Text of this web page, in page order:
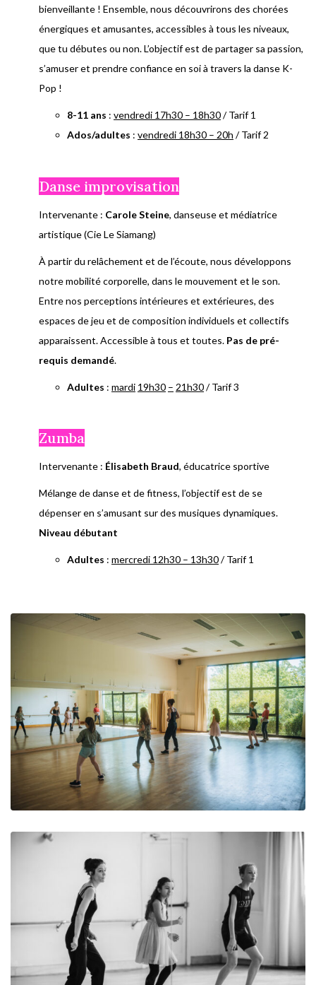
bienveillante ! Ensemble, nous découvrirons des chorées
énergiques et amusantes, accessibles à tous les niveaux,
que tu débutes ou non. L’objectif est de partager sa passion,
s’amuser et prendre confiance en soi à travers la danse K-
Pop !
8-11 ans : vendredi 17h30 – 18h30/ Tarif 1
Ados/adultes : vendredi 18h30 – 20h / Tarif 2
Danse improvisation
Intervenante : Carole Steine, danseuse et médiatrice
artistique (Cie Le Siamang)
À partir du relâchement et de l’écoute, nous développons
notre mobilité corporelle, dans le mouvement et le son.
Entre nos perceptions intérieures et extérieures, des
espaces de jeu et de composition individuels et collectifs
apparaissent. Accessible à tous et toutes. Pas de pré-
requis demandé.
Adultes : mardi 19h30 – 21h30/ Tarif 3
Zumba
Intervenante : Élisabeth Braud, éducatrice sportive
Mélange de danse et de fitness, l’objectif est de se
dépenser en s’amusant sur des musiques dynamiques.
Niveau débutant
Adultes : mercredi 12h30 – 13h30/ Tarif 1